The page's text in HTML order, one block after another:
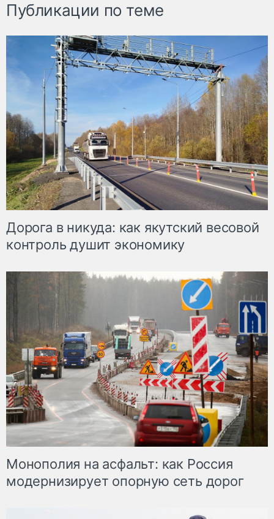
Публикации по теме
Дорога в никуда: как якутский весовой
контроль душит экономику
Монополия на асфальт: как Россия
модернизирует опорную сеть дорог